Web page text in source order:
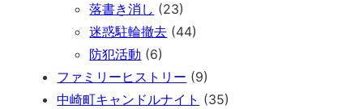
落書き消し (23)
迷惑駐輪撤去 (44)
防犯活動 (6)
ファミリーヒストリー (9)
中崎町キャンドルナイト (35)